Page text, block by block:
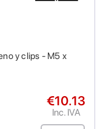
y clips - M5 x
€10.13
Inc. IVA